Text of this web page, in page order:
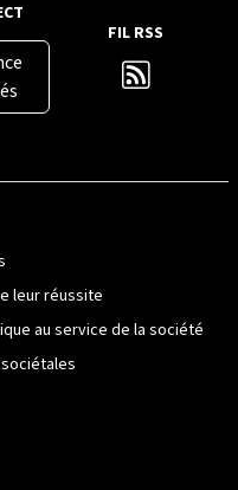
FIL RSS
leur réussite
au service de la société